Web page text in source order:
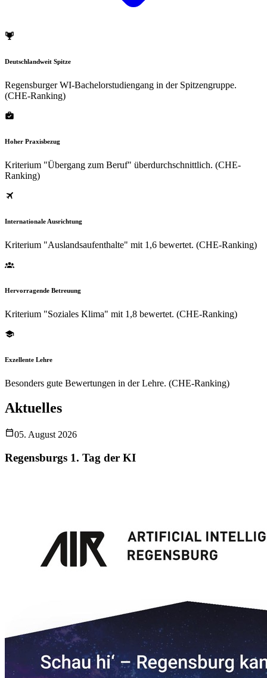
Deutschlandweit Spitze
Regensburger WI-Bachelorstudiengang in der Spitzengruppe.
(CHE-Ranking)
Hoher Praxisbezug
Kriterium "Übergang zum Beruf" überdurchschnittlich. (CHE-
Ranking)
Internationale Ausrichtung
Kriterium "Auslandsaufenthalte" mit 1,6 bewertet. (CHE-Ranking)
Hervorragende Betreuung
Kriterium "Soziales Klima" mit 1,8 bewertet. (CHE-Ranking)
Exzellente Lehre
Besonders gute Bewertungen in der Lehre. (CHE-Ranking)
Aktuelles
05. August 2026
Regensburgs 1. Tag der KI